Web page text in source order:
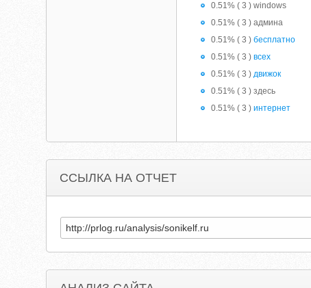
0.51% ( 3 ) windows
0.51% ( 3 ) админа
0.51% ( 3 )бесплатно
0.51% ( 3 )всех
0.51% ( 3 )движок
0.51% ( 3 ) здесь
0.51% ( 3 )интернет
ССЫЛКА НА ОТЧЕТ